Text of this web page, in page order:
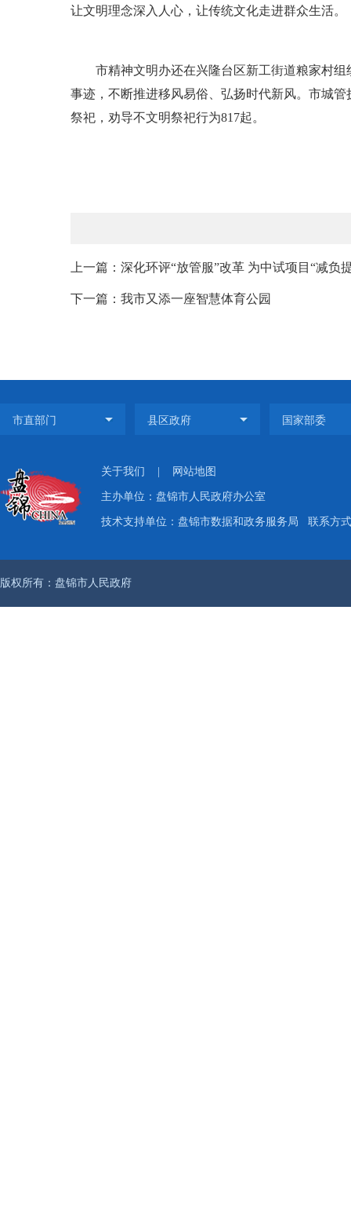
让文明理念深入人心，让传统文化走进群众生活。
市精神文明办还在兴隆台区新工街道粮家村组
事迹，不断推进移风易俗、弘扬时代新风。市城
祭祀，劝导不文明祭祀行为817起。
上一篇：深化环评“放管服”改革 为中试项目“减负
下一篇：我市又添一座智慧体育公园
关于我们 网站地图
主办单位：盘锦市人民政府办公室
技术支持单位：盘锦市数据和政务服务局 联系方
版权所有：盘锦市人民政府